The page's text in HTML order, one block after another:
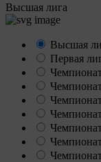
Высшая лига
Высшая
Первая